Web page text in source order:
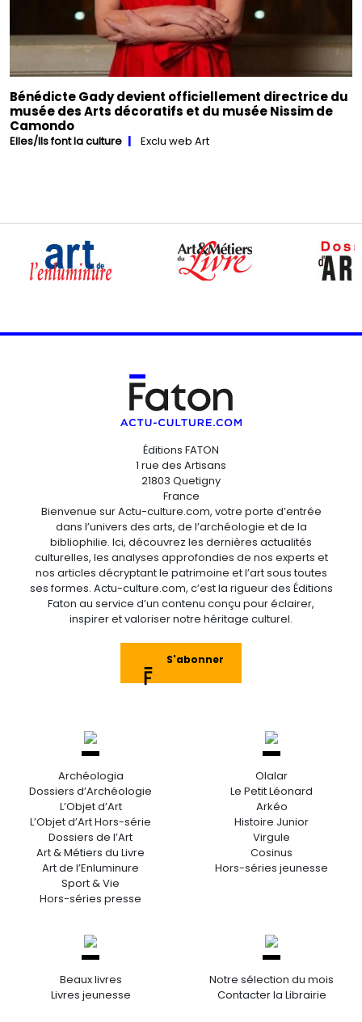
Bénédicte Gady devient officiellement directrice du
musée des Arts décoratifs et du musée Nissim de
Camondo
Elles/Ils font la culture Exclu web Art
Éditions FATON
1 rue des Artisans
21803 Quetigny
France
Bienvenue sur Actu-culture.com, votre porte d’entrée
dans l’univers des arts, de l’archéologie et de la
bibliophilie. Ici, découvrez les dernières actualités
culturelles, les analyses approfondies de nos experts et
nos articles décryptant le patrimoine et l’art sous toutes
ses formes. Actu-culture.com, c’est la rigueur des Éditions
Faton au service d’un contenu conçu pour éclairer,
inspirer et valoriser notre héritage culturel.
S'abonner
Archéologia
Dossiers d’Archéologie
L’Objet d’Art
L’Objet d’Art Hors-série
Dossiers de l’Art
Art & Métiers du Livre
Art de l’Enluminure
Sport & Vie
Hors-séries presse
Olalar
Le Petit Léonard
Arkéo
Histoire Junior
Virgule
Cosinus
Hors-séries jeunesse
Beaux livres
Livres jeunesse
Notre sélection du mois
Contacter la Librairie